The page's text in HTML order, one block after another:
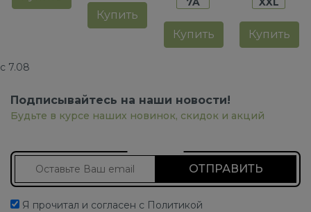
Купить
Купить Купить
с 7.08
Подписывайтесь на наши новости!
Будьте в курсе наших новинок, скидок и акций
Я прочитал и согласен с Политикой